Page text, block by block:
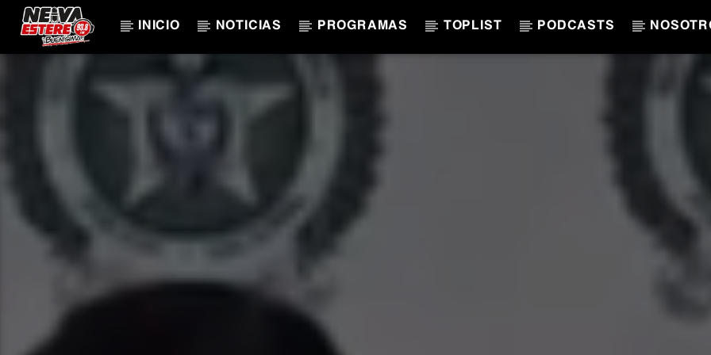
INICIO NOTICIAS PROGRAMAS TOPLIST PODCASTS
TÍTULO
ARTISTA